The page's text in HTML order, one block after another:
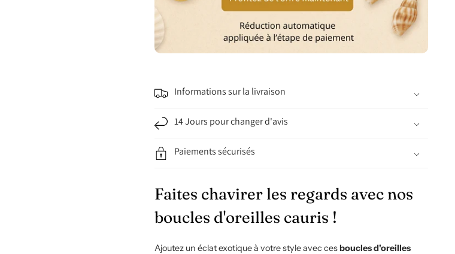
Informations sur la livraison
14 Jours pour changer d'avis
Paiements sécurisés
Faites chavirer les regards avec nos
boucles d'oreilles cauris !
Ajoutez un éclat exotique à votre style avec cesboucles d'oreilles